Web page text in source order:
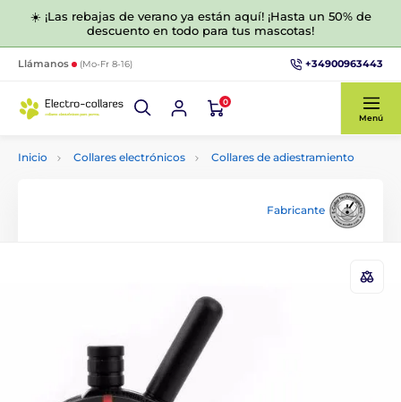
☀️ ¡Las rebajas de verano ya están aquí! ¡Hasta un 50% de
descuento en todo para tus mascotas!
Llámanos (Mo-Fr 8-16) +34900963443
0
Menú
Inicio Collares electrónicos Collares de adiestramiento
Fabricante